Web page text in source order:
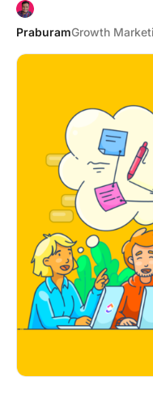
PraburamGrowth